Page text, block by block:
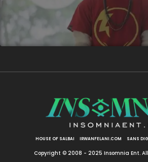
HOUSE OF SALBAI IRWANFELANI.COM SANS
Copyright © 2008 - 2025 Insomnia Ent.